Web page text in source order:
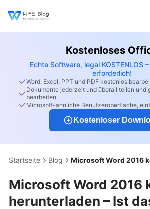
Kostenloses
Echte Software, legal KOSTENLOS
erforderlich!
Word, Excel, PPT und PDF kostenlos
Dokumente jederzeit und überall teilen und
bearbeiten.
Microsoft-ähnliche Benutzeroberfläche,
Kostenloser
Startseite Blog
Microsoft Word 2016
herunterladen – Ist